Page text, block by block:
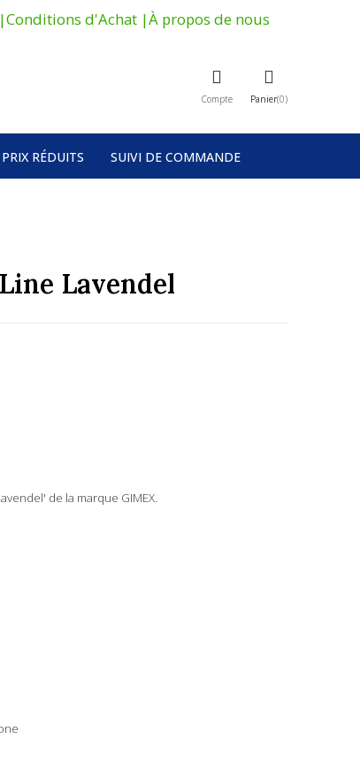
|Conditions d'Achat |À propos de nous
Compte Panier 0
PRIX ​​RÉDUITS SUIVI DE COMMANDE
Lavendel
de la marque GIMEX.